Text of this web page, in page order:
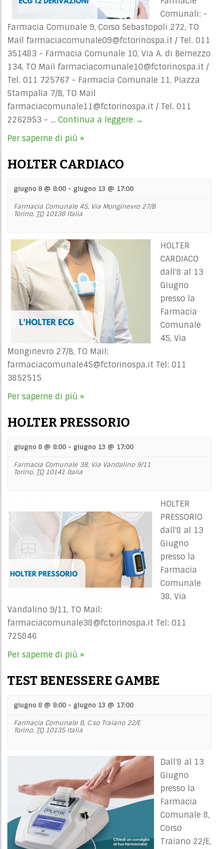
Comunali: -
Farmacia Comunale 9, Corso Sebastopoli 272, TO
Mail farmaciacomunale09@fctorinospa.it / Tel. 011
351483 - Farmacia Comunale 10, Via A. di Bernezzo
134, TO Mail farmaciacomunale10@fctorinospa.it /
Tel. 011 725767 - Farmacia Comunale 11, Piazza
Stampalia 7/B, TO Mail
farmaciacomunale11@fctorinospa.it / Tel. 011
2262953 - … Continua a leggere →
Per saperne di più »
HOLTER CARDIACO
giugno 8 @ 8:00 - giugno 13 @ 17:00
Farmacia Comunale 45, Via Monginevro 27/B
Torino, TO 10138 Italia
HOLTER
CARDIACO
dall'8 al 13
Giugno
presso la
Farmacia
Comunale
45, Via
Monginevro 27/B, TO Mail:
farmaciacomunale45@fctorinospa.it Tel: 011
3852515
Per saperne di più »
HOLTER PRESSORIO
giugno 8 @ 8:00 - giugno 13 @ 17:00
Farmacia Comunale 38, Via Vandalino 9/11
Torino, TO 10141 Italia
HOLTER
PRESSORIO
dall'8 al 13
Giugno
presso la
Farmacia
Comunale
38, Via
Vandalino 9/11, TO Mail:
farmaciacomunale38@fctorinospa.it Tel: 011
725846
Per saperne di più »
TEST BENESSERE GAMBE
giugno 8 @ 8:00 - giugno 13 @ 17:00
Farmacia Comunale 8, C.so Traiano 22/E
Torino, TO 10135 Italia
Dall'8 al 13
Giugno
presso la
Farmacia
Comunale 8,
Corso
Traiano 22/E,